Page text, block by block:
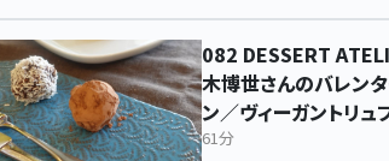
082 DESSERT
木博世さんのバレン
ン／ヴィーガントリュフ
61分